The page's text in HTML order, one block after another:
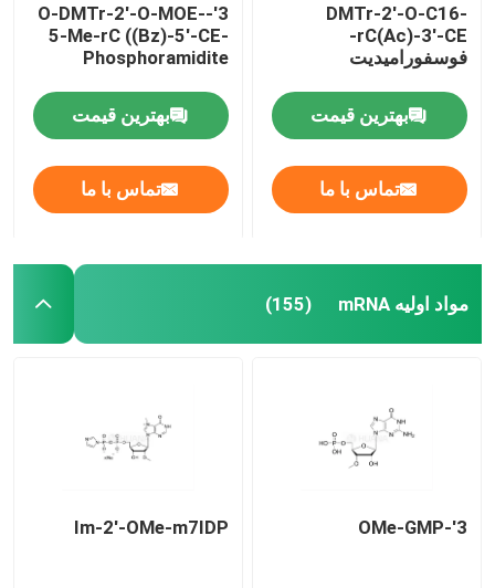
DMTr-2'-O-C16-
rC(Ac)-3'-CE-
فوسفورامیدیت
بهترین قیمت
تماس با ما
3'-O-DMTr-2'-O-MOE-
5-Me-rC ((Bz)-5'-CE-
Phosphoramidite
بهترین قیمت
تماس با ما
مواد اولیه mRNA (155)
3'-OMe-GMP
Im-2'-OMe-m7IDP